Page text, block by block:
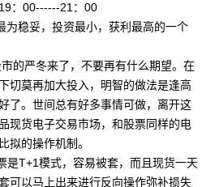
21：00
为稳妥，投资最小，获利最高的一个
的严冬来了，不要再有什么期望。在
切莫再加大投入，明智的做法是逢高
了。世间总有好多事情可做，离开这
现货电子交易市场，和股票同样的电
拟的操作机制。
是T+1模式，容易被套，而且现货一天
可以马上出来进行反向操作弥补损失